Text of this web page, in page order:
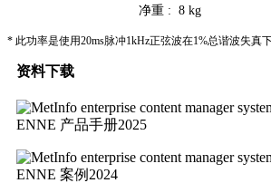
净重 : 8 kg
* 此功率是使用20ms脉冲1kHz正弦波在1%总谐波失真
资料下载
ENNE 产品手册2025
ENNE 案例2024